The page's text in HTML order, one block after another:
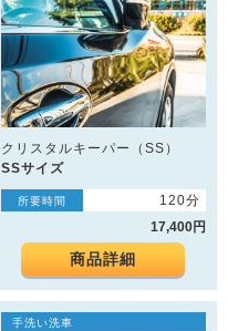
クリスタルキーパー（SS）
SSサイズ
所要時間
120分
17,400円
商品詳細
手洗い洗車